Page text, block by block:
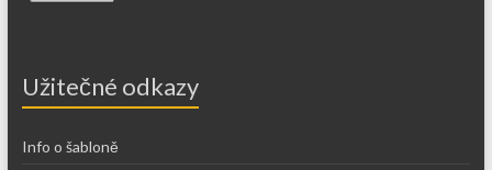
Užitečné odkazy
Info o šabloně